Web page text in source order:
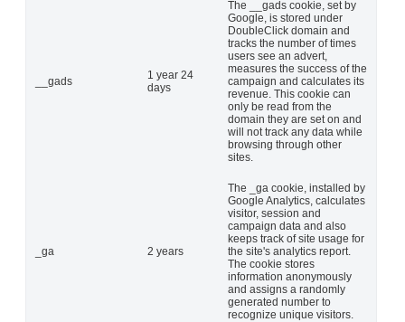
__gads
1 year 24
days
The __gads cookie, set by
Google, is stored under
DoubleClick domain and
tracks the number of times
users see an advert,
measures the success of the
campaign and calculates its
revenue. This cookie can
only be read from the
domain they are set on and
will not track any data while
browsing through other
sites.
_ga 2 years
The _ga cookie, installed by
Google Analytics, calculates
visitor, session and
campaign data and also
keeps track of site usage for
the site's analytics report.
The cookie stores
information anonymously
and assigns a randomly
generated number to
recognize unique visitors.